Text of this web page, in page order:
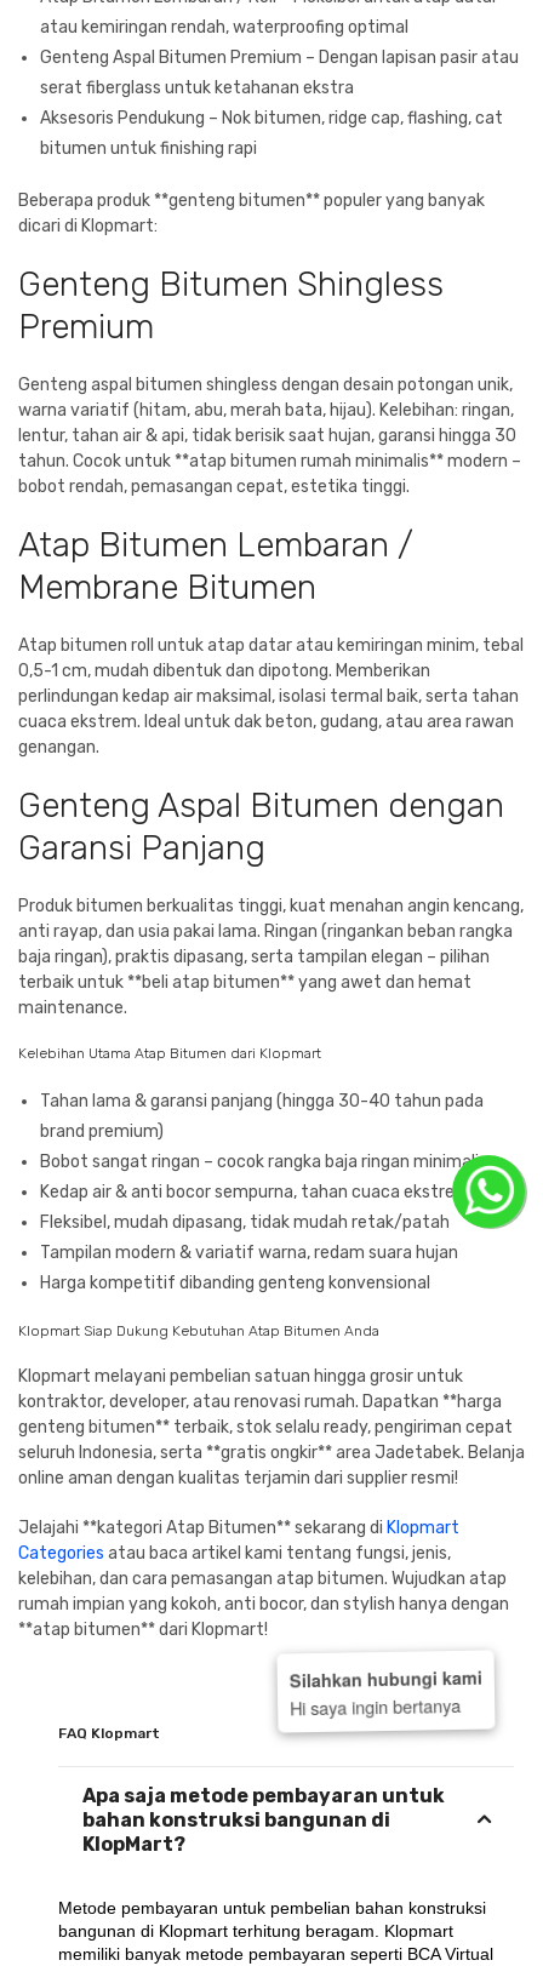
atau kemiringan rendah, waterproofing optimal
Genteng Aspal Bitumen Premium – Dengan lapisan pasir atau
serat fiberglass untuk ketahanan ekstra
Aksesoris Pendukung – Nok bitumen, ridge cap, flashing, cat
bitumen untuk finishing rapi
Beberapa produk **genteng bitumen** populer yang banyak
dicari di Klopmart:
Genteng Bitumen Shingless
Premium
Genteng aspal bitumen shingless dengan desain potongan unik,
warna variatif (hitam, abu, merah bata, hijau). Kelebihan: ringan,
lentur, tahan air & api, tidak berisik saat hujan, garansi hingga 30
tahun. Cocok untuk **atap bitumen rumah minimalis** modern –
bobot rendah, pemasangan cepat, estetika tinggi.
Atap Bitumen Lembaran /
Membrane Bitumen
Atap bitumen roll untuk atap datar atau kemiringan minim, tebal
0,5-1 cm, mudah dibentuk dan dipotong. Memberikan
perlindungan kedap air maksimal, isolasi termal baik, serta tahan
cuaca ekstrem. Ideal untuk dak beton, gudang, atau area rawan
genangan.
Genteng Aspal Bitumen dengan
Garansi Panjang
Produk bitumen berkualitas tinggi, kuat menahan angin kencang,
anti rayap, dan usia pakai lama. Ringan (ringankan beban rangka
baja ringan), praktis dipasang, serta tampilan elegan – pilihan
terbaik untuk **beli atap bitumen** yang awet dan hemat
maintenance.
Kelebihan Utama Atap Bitumen dari Klopmart
Tahan lama & garansi panjang (hingga 30-40 tahun pada
brand premium)
Bobot sangat ringan – cocok rangka baja ringan minimalis
Kedap air & anti bocor sempurna, tahan cuaca ekstrem
Fleksibel, mudah dipasang, tidak mudah retak/patah
Tampilan modern & variatif warna, redam suara hujan
Harga kompetitif dibanding genteng konvensional
Klopmart Siap Dukung Kebutuhan Atap Bitumen Anda
Klopmart melayani pembelian satuan hingga grosir untuk
kontraktor, developer, atau renovasi rumah. Dapatkan **harga
genteng bitumen** terbaik, stok selalu ready, pengiriman cepat
seluruh Indonesia, serta **gratis ongkir** area Jadetabek. Belanja
online aman dengan kualitas terjamin dari supplier resmi!
Jelajahi **kategori Atap Bitumen** sekarang di Klopmart
Categories atau baca artikel kami tentang fungsi, jenis,
kelebihan, dan cara pemasangan atap bitumen. Wujudkan atap
rumah impian yang kokoh, anti bocor, dan stylish hanya dengan
**atap bitumen** dari Klopmart!
FAQ Klopmart
Apa saja metode pembayaran untuk
bahan konstruksi bangunan di
KlopMart?
Metode pembayaran untuk pembelian bahan konstruksi
bangunan di Klopmart terhitung beragam. Klopmart
memiliki banyak metode pembayaran seperti BCA Virtual
Silahkan hubungi kami
Hi saya ingin bertanya